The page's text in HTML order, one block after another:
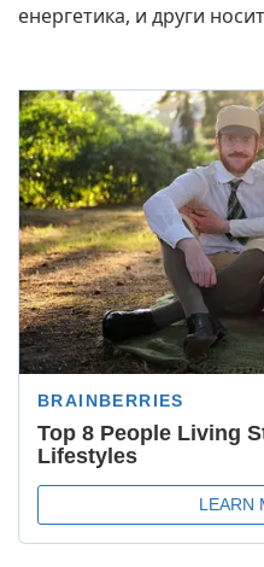
енергетика, и други